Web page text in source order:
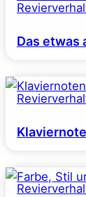
Das etwas